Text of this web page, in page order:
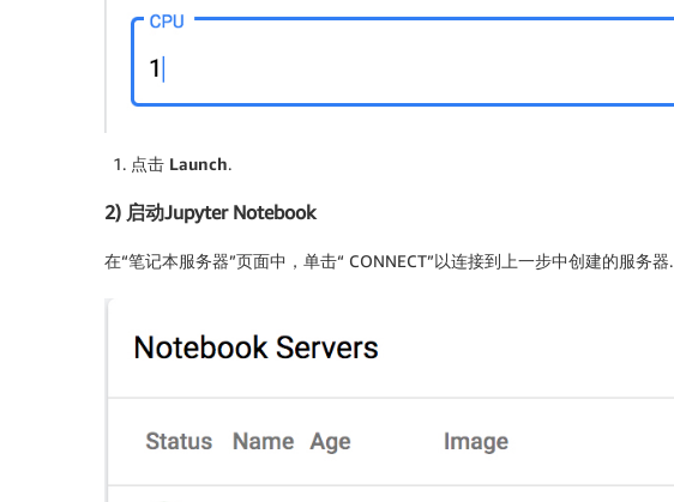
点击 Launch.
2) 启动Jupyter Notebook
在“笔记本服务器”页面中，单击“ CONNECT”以连接到上一步中创建的服务器.